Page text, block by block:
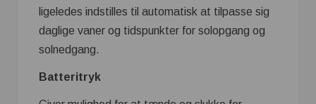
ligeledes indstilles til automatisk at tilpasse sig
daglige vaner og tidspunkter for solopgang og
solnedgang.
Batteritryk